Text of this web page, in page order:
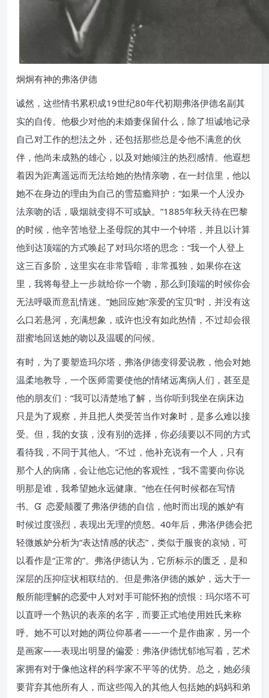
炯炯有神的弗洛伊德
诚然，这些情书累积成19世纪80年代初期弗洛伊德名副其
实的自传。他极少对他的未婚妻保留什么，除了坦诚地记录
自己对工作的想法之外，还包括那些总是令他不满意的伙
伴，他尚未成熟的雄心，以及对她倾注的热烈感情。他遐想
着因为距离遥远而无法给她的热情亲吻，在一封信里，他以
她不在身边的理由为自己的雪茄瘾辩护：“如果一个人没办
法亲吻的话，吸烟就变得不可或缺。”1885年秋天待在巴黎
的时候，他辛苦地登上圣母院的其中一个钟塔，并且以计算
他到达顶端的方式唤起了对玛尔塔的思念：“我一个人登上
这三百多阶，这里实在非常昏暗，非常孤独，如果你在这
里，我将每登上一步就给你一个吻，那么到顶端的时候你会
无法呼吸而意乱情迷。”她回应她“亲爱的宝贝”时，并没有这
么口若悬河，充满想象，或许也没有如此热情，不过却会很
甜蜜地回送她的吻以及温暖的问候。
有时，为了要塑造玛尔塔，弗洛伊德变得爱说教，他会对她
温柔地教导，一个医师需要使他的情绪远离病人们，甚至是
他的朋友们：“我可以清楚地了解，当你听到我坐在病床边
只是为了观察，并且把人类受苦当作对象时，是多么难以接
受。但，我的女孩，没有别的选择，你必须要以不同的方式
看待我，不同于其他人。”不过，他补充说有一个人，只有
那个人的病痛，会让他忘记他的客观性，“我不需要向你说
明那是谁，我希望她永远健康。”他在任何时候都在写情
书。 恋爱颠覆了弗洛伊德的自信，他时而出现的嫉妒有
时候过度强烈，表现出无理的愤怒。40年后，弗洛伊德会把
轻微嫉妒分析为“表达情感的状态”，类似于服丧的哀恸，可
以看作是“正常的”。弗洛伊德认为，它所标示的匮乏，是和
深层的压抑症状相联结的。但是弗洛伊德的嫉妒，远大于一
般所能理解的恋爱中人对对手可能怀抱的愤恨：玛尔塔不可
以直呼一个熟识的表亲的名字，而要正式地使用姓氏来称
呼。她不可以对她的两位仰慕者——一个是作曲家，另一个
是画家——表现出明显的偏爱：弗洛伊德忧郁地写着，艺术
家拥有对于像他这样的科学家不平等的优势。总之，她必须
要背弃其他所有人，而这些闯入的其他人包括她的妈妈和弟